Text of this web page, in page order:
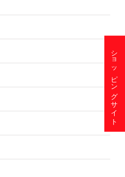
ショッピングサイト